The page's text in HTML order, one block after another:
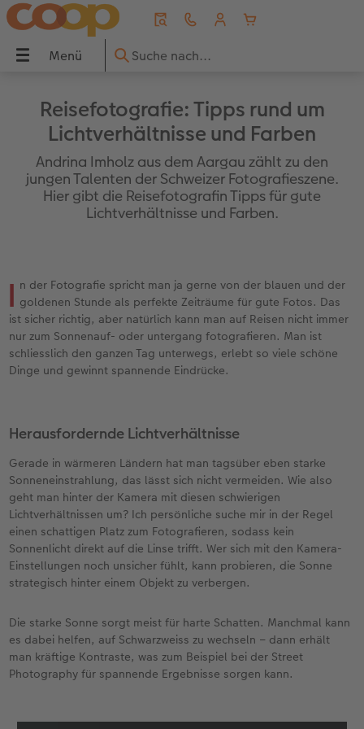
Menü
Menü
Übersicht
Formate
Einbände
Veredelung
Panoramaseite
Personalisierter Schuber
Einband mit Leder und Leinen
Erste Schritte
Bestellwege
Kundenbeispiele
Kundengeschichten
Coffeetable Book «Art Collection»
Übersicht
Fotoabzüge
Foto im Rahmen
Art Prints
Little Prints
Nature Prints
Fotosticker
Sofortfotos
Passfotos
Übersicht
Fotoleinwand
Premiumposter
Rahmen
Posterleiste
Photo Streetmap Poster
Acrylglas
Alu Dibond
Foto auf Holz
Hartschaum
Mehrteiler
Wandgestaltung
Übersicht
Hochzeitskarten
Babykarten
Dankeskarten
Einladungskarten
Weitere Anlässe
Postkarten
Einzelkarten im Direktversand
Übersicht
Fotopuzzle
Fotomagnete
Textilien
Dekoration
Spiele
Faber-Castell
Art Prints
Foto-Geschenkbox
CEWE Geschenkgutschein
Foto-Leckerlidose
Neuheiten
Übersicht
Samsung Hüllen
Xiaomi Hüllen
Bio-based Case
Frame Case
Silikonhüllen
Holzhülle
Handykette
Mit Design
Übersicht
Wandkalender
Tischkalender
Küchenkalender
Taschenkalender
Wandkalender mit Design
Wandkalender A3
Tischkalender Quadratisch
Zubehör
Übersicht
Sofortfotos
Sofortfotos mit Rahmen
Sofortfotos mit Design
Sofortfotostreifen
Sofortgrusskarten
Mehrteilige Sofortfotos
Biometrische Passfotos
Filiale finden
Übersicht
Für Grosseltern
Für den Herzensmenschen
Für die besten Freunde
Für Tierfreunde
Zum Geburtstag
Fotogeschenke zum Osterfest
für Brautpaare
für den JGA
Übersicht
Reise & Ferien
Geschenkideen
Baby
Fototipps
Hochzeit
Kundengeschichten
App
Reisefotografie: Tipps rund um
Lichtverhältnisse und Farben
Andrina Imholz aus dem Aargau zählt zu den
jungen Talenten der Schweizer Fotografieszene.
Hier gibt die Reisefotografin Tipps für gute
Lichtverhältnisse und Farben.
I n der Fotografie spricht man ja gerne von der blauen und der
goldenen Stunde als perfekte Zeiträume für gute Fotos. Das
ist sicher richtig, aber natürlich kann man auf Reisen nicht immer
nur zum Sonnenauf- oder untergang fotografieren. Man ist
schliesslich den ganzen Tag unterwegs, erlebt so viele schöne
Dinge und gewinnt spannende Eindrücke.
Herausfordernde Lichtverhältnisse
Gerade in wärmeren Ländern hat man tagsüber eben starke
Sonneneinstrahlung, das lässt sich nicht vermeiden. Wie also
geht man hinter der Kamera mit diesen schwierigen
Lichtverhältnissen um? Ich persönliche suche mir in der Regel
einen schattigen Platz zum Fotografieren, sodass kein
Sonnenlicht direkt auf die Linse trifft. Wer sich mit den Kamera-
Einstellungen noch unsicher fühlt, kann probieren, die Sonne
strategisch hinter einem Objekt zu verbergen.
Die starke Sonne sorgt meist für harte Schatten. Manchmal kann
es dabei helfen, auf Schwarzweiss zu wechseln – dann erhält
man kräftige Kontraste, was zum Beispiel bei der Street
Photography für spannende Ergebnisse sorgen kann.